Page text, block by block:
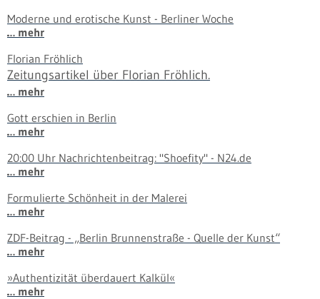
Moderne und erotische Kunst - Berliner Woche
… mehr
Florian Fröhlich
Zeitungsartikel über Florian Fröhlich.
… mehr
Gott erschien in Berlin
… mehr
20:00 Uhr Nachrichtenbeitrag: "Shoefity" - N24.de
… mehr
Formulierte Schönheit in der Malerei
… mehr
ZDF-Beitrag - „Berlin Brunnenstraße - Quelle der Kunst“
… mehr
»Authentizität überdauert Kalkül«
… mehr